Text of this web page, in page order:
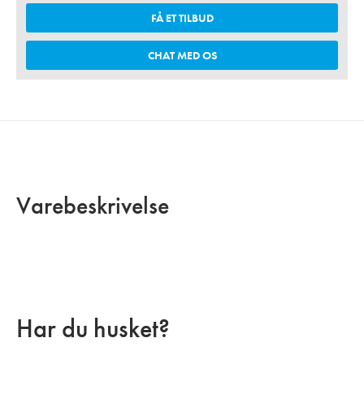
FÅ ET TILBUD
CHAT MED OS
Varebeskrivelse
Har du husket?